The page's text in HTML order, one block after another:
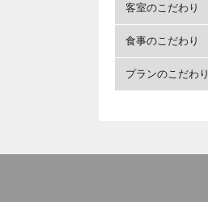
客室のこだわり
食事のこだわり
プランのこだわり